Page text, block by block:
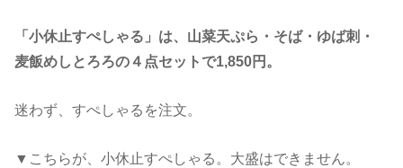
「小休止すぺしゃる」は、山菜天ぷら・そば・ ゆば刺・
麦飯めしとろろの４点セットで1,850円。
迷わず、すぺしゃるを注文。
▼こちらが、小休止すぺしゃる。大盛はできません。